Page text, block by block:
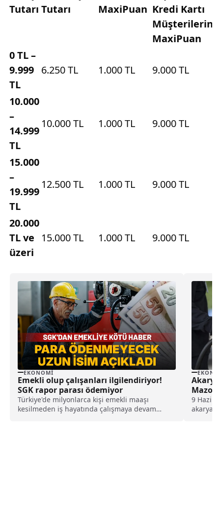
Tutarı Tutarı
MaxiPuan Kredi Kartı
Müşterilerine
MaxiPuan
0 TL –
9.999
TL
6.250 TL 1.000 TL 9.000 TL
10.000
–
14.999
TL
10.000 TL 1.000 TL 9.000 TL
15.000
–
19.999
TL
12.500 TL 1.000 TL 9.000 TL
20.000
TL ve
üzeri
15.000 TL 1.000 TL 9.000 TL
EKONOMI
Emekli olup çalışanları ilgilendiriyor!
SGK rapor parası ödemiyor
Türkiye'de milyonlarca kişi emekli maaşı
kesilmeden iş hayatında çalışmaya devam
9